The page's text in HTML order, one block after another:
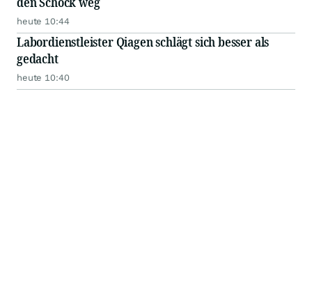
heute 10:44
Labordienstleister Qiagen schlägt sich besser als
gedacht
heute 10:40